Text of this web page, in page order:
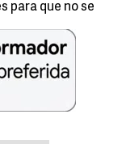
para que no se